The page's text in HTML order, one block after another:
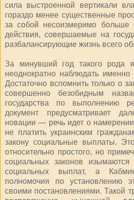
сила выстроенной вертикали
гораздо менее существенные
за собой несоизмеримо больше
действия, совершаемые на
разбалансирующие жизнь всего
За минувший год такого рода
неоднократно наблюдать
Достаточно вспомнить только о
совершенно безобидным
государства по выполнению
документ предусматривает
новации — речь идет о
не платить украинским
закону социальные выплаты.
относительно простого, но
социальных законов изымаются
социальных выплат, а
полномочия по установлению
своими постановлениями. Такой